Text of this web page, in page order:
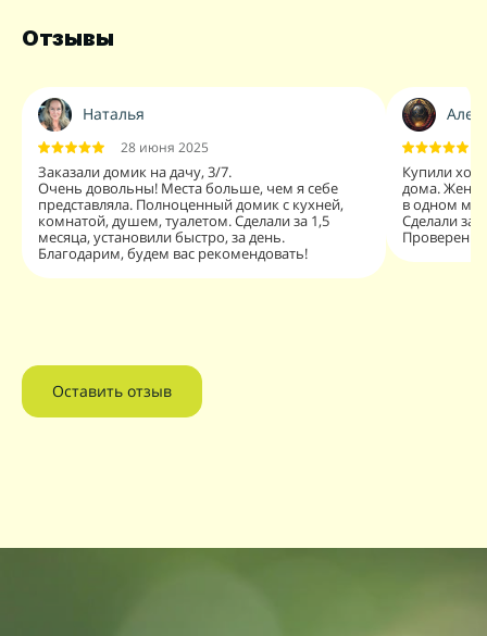
Отзывы
Наталья
28 июня 2025
Заказали домик на дачу, 3/7.
Очень довольны! Места больше, чем я себе
представляла. Полноценный домик с кухней,
комнатой, душем, туалетом. Сделали за 1,5
месяца, установили быстро, за день.
Благодарим, будем вас рекомендовать!
Купили
дома. Жена
в одном
Сделали за
Оставить отзыв